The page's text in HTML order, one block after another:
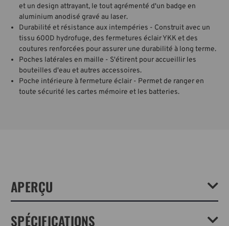
et un design attrayant, le tout agrémenté d'un badge en
aluminium anodisé gravé au laser.
Durabilité et résistance aux intempéries - Construit avec un
tissu 600D hydrofuge, des fermetures éclair YKK et des
coutures renforcées pour assurer une durabilité à long terme.
Poches latérales en maille - S'étirent pour accueillir les
bouteilles d'eau et autres accessoires.
Poche intérieure à fermeture éclair - Permet de ranger en
toute sécurité les cartes mémoire et les batteries.
APERÇU
Les sacs Skyline apportent la philosophie de conception Tenba "Never
Compromise" à vos aventures quotidiennes. Le sac à bandoulière
SPÉCIFICATIONS